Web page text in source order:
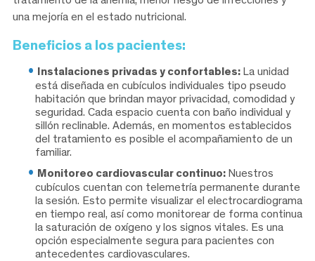
una mejoría en el estado nutricional.
Beneficios a los pacientes:
Instalaciones privadas y confortables: La unidad
está diseñada en cubículos individuales tipo pseudo
habitación que brindan mayor privacidad, comodidad y
seguridad. Cada espacio cuenta con baño individual y
sillón reclinable. Además, en momentos establecidos
del tratamiento es posible el acompañamiento de un
familiar.
Monitoreo cardiovascular continuo: Nuestros
cubículos cuentan con telemetría permanente durante
la sesión. Esto permite visualizar el electrocardiograma
en tiempo real, así como monitorear de forma continua
la saturación de oxígeno y los signos vitales. Es una
opción especialmente segura para pacientes con
antecedentes cardiovasculares.